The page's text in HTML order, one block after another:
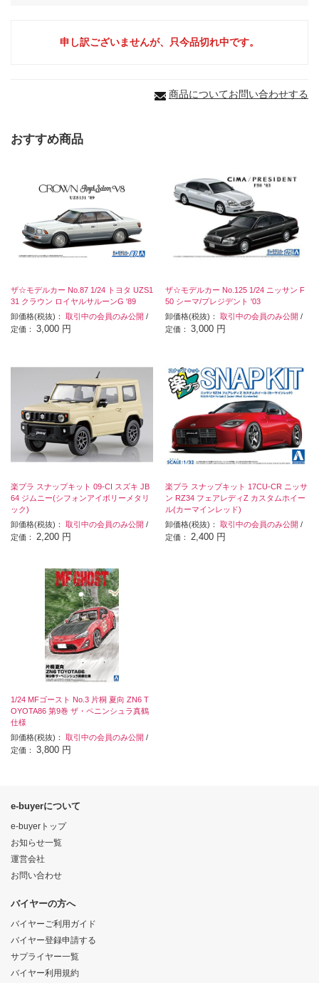
申し訳ございませんが、只今品切れ中です。
商品についてお問い合わせする
おすすめ商品
ザ☆モデルカー No.87 1/24 トヨタ UZS1
31 クラウン ロイヤルサルーンG '89
卸価格(税抜)： 取引中の会員のみ公開 /
定価： 3,000 円
ザ☆モデルカー No.125 1/24 ニッサン F
50 シーマ/プレジデント '03
卸価格(税抜)：取引中の会員のみ公開 /
定価：3,000 円
楽プラ スナップキット 09-CI スズキ JB
64 ジムニー(シフォンアイボリーメタリ
ック)
卸価格(税抜)： 取引中の会員のみ公開 /
定価： 2,200 円
楽プラ スナップキット 17CU-CR ニッサ
ン RZ34 フェアレディZ カスタムホイー
ル(カーマインレッド)
卸価格(税抜)：取引中の会員のみ公開 /
定価： 2,400 円
1/24 MFゴースト No.3 片桐 夏向 ZN6 T
OYOTA86 第9巻 ザ・ペニンシュラ真鶴
仕様
卸価格(税抜)： 取引中の会員のみ公開 /
定価： 3,800 円
e-buyerについて
e-buyerトップ
お知らせ一覧
運営会社
お問い合わせ
バイヤーの方へ
バイヤーご利用ガイド
バイヤー登録申請する
サプライヤー一覧
バイヤー利用規約